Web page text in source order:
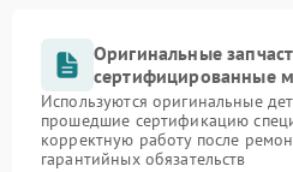
Оригинальные
сертифицированные
Используются оригинальные
прошедшие сертификацию
корректную работу после
гарантийных обязательств